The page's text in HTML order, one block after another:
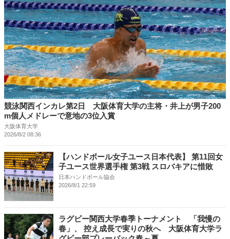
競泳関西インカレ第2日 大阪体育大学の主将・井上が男子200
m個人メドレーで意地の3位入賞
大阪体育大学
2026/8/2 08:36
【ハンドボール女子ユース日本代表】 第11回女
子ユース世界選手権 第3戦 スロバキアに惜敗
日本ハンドボール協会
2026/8/1 22:59
ラグビー関西大学春季トーナメント 「我慢の
春」、 控え成長で実りの秋へ 大阪体育大学ラ